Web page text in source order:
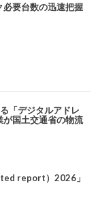
必要台数の迅速把握
「デジタルアドレ
が国土交通省の物流
report）2026」